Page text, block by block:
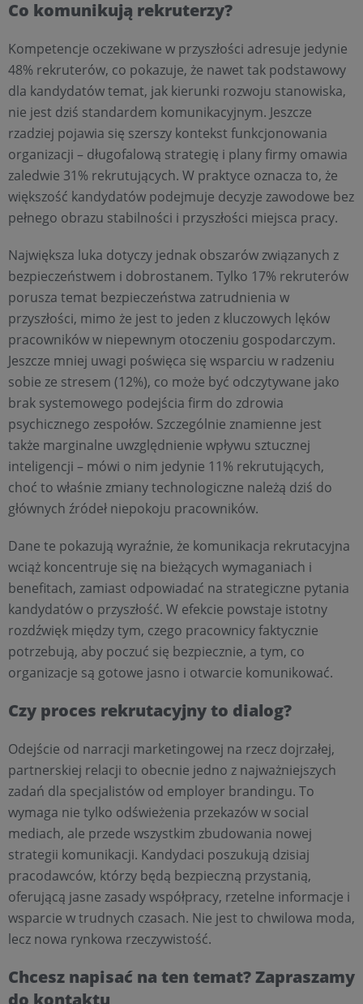
Co komunikują rekruterzy?
Kompetencje oczekiwane w przyszłości adresuje jedynie
48% rekruterów, co pokazuje, że nawet tak podstawowy
dla kandydatów temat, jak kierunki rozwoju stanowiska,
nie jest dziś standardem komunikacyjnym. Jeszcze
rzadziej pojawia się szerszy kontekst funkcjonowania
organizacji – długofalową strategię i plany firmy omawia
zaledwie 31% rekrutujących. W praktyce oznacza to, że
większość kandydatów podejmuje decyzje zawodowe bez
pełnego obrazu stabilności i przyszłości miejsca pracy.
Największa luka dotyczy jednak obszarów związanych z
bezpieczeństwem i dobrostanem. Tylko 17% rekruterów
porusza temat bezpieczeństwa zatrudnienia w
przyszłości, mimo że jest to jeden z kluczowych lęków
pracowników w niepewnym otoczeniu gospodarczym.
Jeszcze mniej uwagi poświęca się wsparciu w radzeniu
sobie ze stresem (12%), co może być odczytywane jako
brak systemowego podejścia firm do zdrowia
psychicznego zespołów. Szczególnie znamienne jest
także marginalne uwzględnienie wpływu sztucznej
inteligencji – mówi o nim jedynie 11% rekrutujących,
choć to właśnie zmiany technologiczne należą dziś do
głównych źródeł niepokoju pracowników.
Dane te pokazują wyraźnie, że komunikacja rekrutacyjna
wciąż koncentruje się na bieżących wymaganiach i
benefitach, zamiast odpowiadać na strategiczne pytania
kandydatów o przyszłość. W efekcie powstaje istotny
rozdźwięk między tym, czego pracownicy faktycznie
potrzebują, aby poczuć się bezpiecznie, a tym, co
organizacje są gotowe jasno i otwarcie komunikować.
Czy proces rekrutacyjny to dialog?
Odejście od narracji marketingowej na rzecz dojrzałej,
partnerskiej relacji to obecnie jedno z najważniejszych
zadań dla specjalistów od employer brandingu. To
wymaga nie tylko odświeżenia przekazów w social
mediach, ale przede wszystkim zbudowania nowej
strategii komunikacji. Kandydaci poszukują dzisiaj
pracodawców, którzy będą bezpieczną przystanią,
oferującą jasne zasady współpracy, rzetelne informacje i
wsparcie w trudnych czasach. Nie jest to chwilowa moda,
lecz nowa rynkowa rzeczywistość.
Chcesz napisać na ten temat? Zapraszamy
do kontaktu